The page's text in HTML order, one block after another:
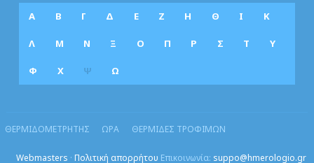
Α Β Γ Δ Ε Ζ Η Θ Ι Κ
Λ Μ Ν Ξ Ο Π Ρ Σ Τ Υ
Φ Χ Ψ Ω
ΘΕΡΜΙΔΟΜΕΤΡΗΤΗΣ ΩΡΑ ΘΕΡΜΙΔΕΣ ΤΡΟΦΙΜΩΝ
Webmasters · Πολιτική απορρήτου Επικοινωνία: suppo@hmerologio.gr